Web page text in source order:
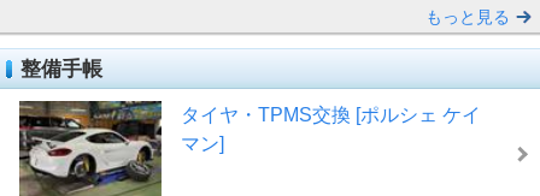
もっと見る
整備手帳
タイヤ・TPMS交換 [ポルシェ ケイ
マン]